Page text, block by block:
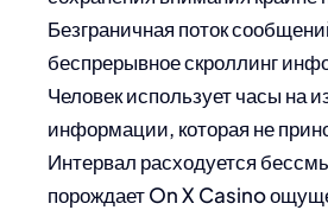
Безграничная поток
беспрерывное скроллинг
Человек использует часы на
информации, которая не
Интервал расходуется
порождает On X Casino